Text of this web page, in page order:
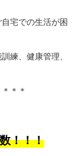
宅での生活が困
練、健康管理、
＊＊
！！！